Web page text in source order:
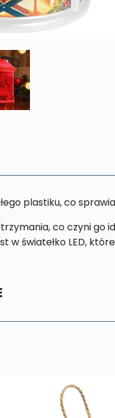
plastiku, co
co czyni go
w światełko LED,